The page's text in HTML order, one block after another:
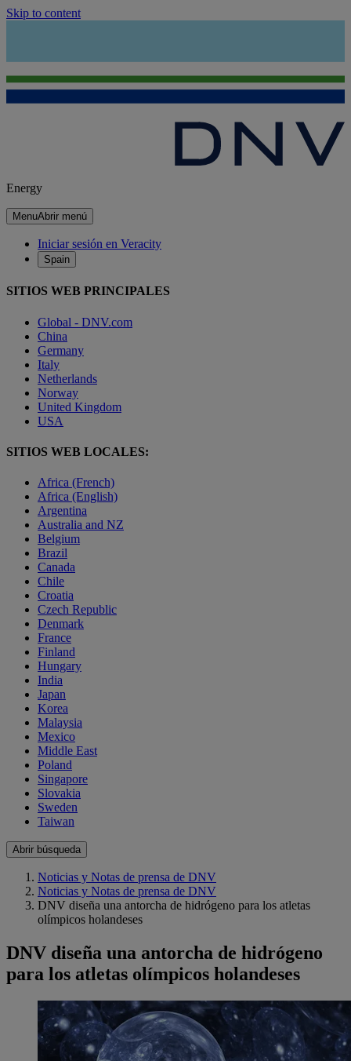
Skip to content
Energy
MenuAbrir menú
Iniciar sesión en Veracity
Spain
SITIOS WEB PRINCIPALES
Global - DNV.com
China
Germany
Italy
Netherlands
Norway
United Kingdom
USA
SITIOS WEB LOCALES:
Africa (French)
Africa (English)
Argentina
Australia and NZ
Belgium
Brazil
Canada
Chile
Croatia
Czech Republic
Denmark
France
Finland
Hungary
India
Japan
Korea
Malaysia
Mexico
Middle East
Poland
Singapore
Slovakia
Sweden
Taiwan
Abrir búsqueda
Noticias y Notas de prensa de DNV
Noticias y Notas de prensa de DNV
DNV diseña una antorcha de hidrógeno para los atletas
olímpicos holandeses
DNV diseña una antorcha de hidrógeno
para los atletas olímpicos holandeses